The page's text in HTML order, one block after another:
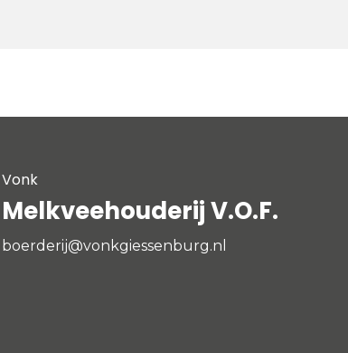
Vonk
Melkveehouderij V.O.F.
boerderij@vonkgiessenburg.nl